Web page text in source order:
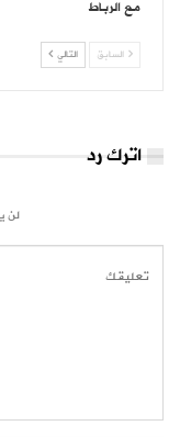
مع الرباط
السابق التالي
اترك رد
لن